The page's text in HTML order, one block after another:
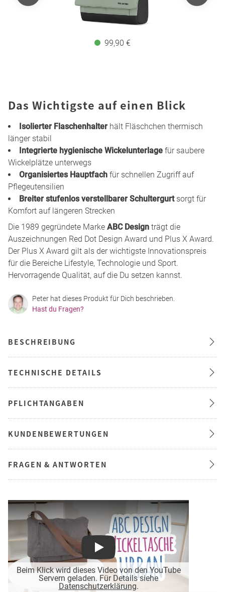
99,90 €
Das Wichtigste auf einen Blick
Isolierter Flaschenhalter hält Fläschchen thermisch
länger stabil
Integrierte hygienische Wickelunterlage für saubere
Wickelplätze unterwegs
Organisiertes Hauptfach für schnellen Zugriff auf
Pflegeutensilien
Breiter stufenlos verstellbarer Schultergurtsorgt für
Komfort auf längeren Strecken
Die 1989 gegründete Marke ABC Design trägt die
Auszeichnungen Red Dot Design Award und Plus X Award.
Der Plus X Award gilt als der wichtigste Innovationspreis
für die Bereiche Lifestyle, Technologie und Sport.
Hervorragende Qualität, auf die Du setzen kannst.
Peter hat dieses Produkt für Dich beschrieben.
Hast du Fragen?
BESCHREIBUNG
TECHNISCHE DETAILS
PFLICHTANGABEN
KUNDENBEWERTUNGEN
FRAGEN & ANTWORTEN
Beim Klick wird dieses Video von den YouTube
Servern geladen. Für Details siehe
Datenschutzerklärung.
Play